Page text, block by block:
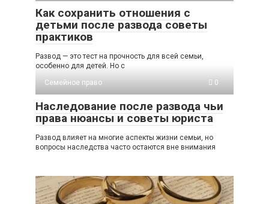
Как сохранить отношения с
детьми после развода советы
практиков
Развод — это тест на прочность для всей семьи,
особенно для детей. Но с
Семейное право
0
Наследование после развода чьи
права нюансы и советы юриста
Развод влияет на многие аспекты жизни семьи, но
вопросы наследства часто остаются вне внимания